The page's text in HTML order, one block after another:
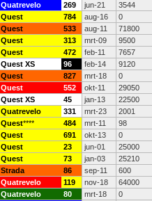
Quatrevelo 269 jun-21 3544
Quest 784 aug-16 0
Quest 533 aug-11 71800
Quest 313 mrt-09 9500
Quest 472 feb-11 7657
Quest XS 96 feb-14 9120
Quest 827 mrt-18 0
Quest 552 okt-11 29050
Quest XS 45 jan-13 22500
Quatrevelo 331 mrt-23 2001
Quest**** 484 mrt-11 98
Quest 691 okt-13 0
Quest 23 jun-01 25000
Quest 73 jan-03 25210
Strada 86 sep-11 600
Quatrevelo 119 nov-18 64000
Quatrevelo 80 mrt-18 0